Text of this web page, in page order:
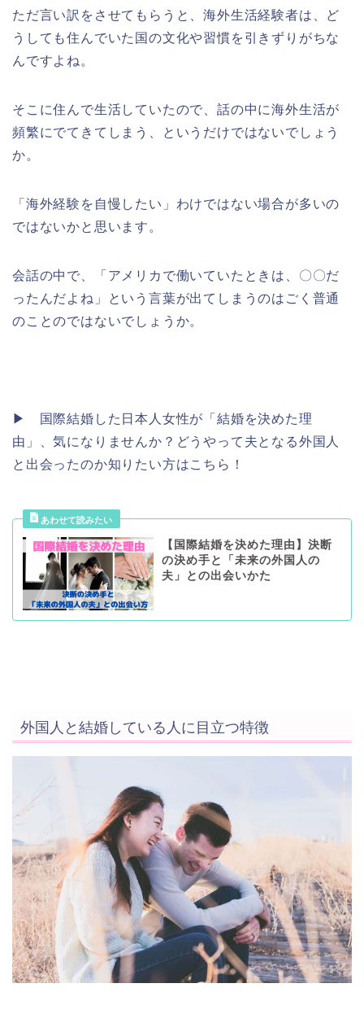
ただ言い訳をさせてもらうと、海外生活経験者は、ど
うしても住んでいた国の文化や習慣を引きずりがちな
んですよね。
そこに住んで生活していたので、話の中に海外生活が
頻繁にでてきてしまう、というだけではないでしょう
か。
「海外経験を自慢したい」わけではない場合が多いの
ではないかと思います。
会話の中で、「アメリカで働いていたときは、〇〇だ
ったんだよね」という言葉が出てしまうのはごく普通
のことのではないでしょうか。
▶︎ 国際結婚した日本人女性が「結婚を決めた理
由」、気になりませんか？どうやって夫となる外国人
と出会ったのか知りたい方はこちら！
【国際結婚を決めた理由】決断
の決め手と「未来の外国人の
夫」との出会いかた
外国人と結婚している人に目立つ特徴